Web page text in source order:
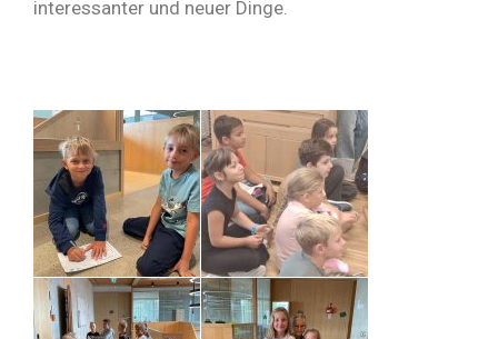
interessanter und neuer Dinge.